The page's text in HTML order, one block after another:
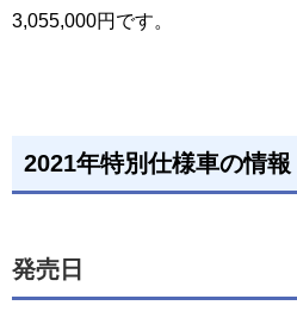
3,055,000円です。
2021年特別仕様車の情報
発売日